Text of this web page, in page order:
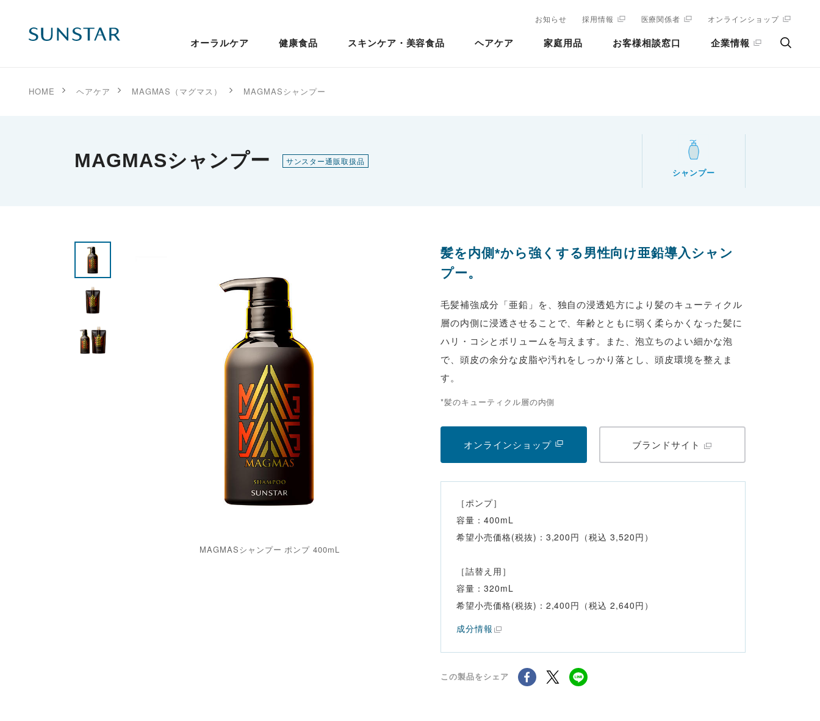
お知らせ 採用情報 医療関係者 オンラインショップ
オーラルケア 健康食品 スキンケア・美容食品 ヘアケア 家庭用品 お客様相談窓口 企業情報
HOME ヘアケア MAGMAS（マグマス） MAGMASシャンプー
MAGMASシャンプー サンスター通販取扱品
シャンプー
MAGMASシャンプー ポンプ 400mL
髪を内側*から強くする男性向け亜鉛導入シャン
プー。
毛髪補強成分「亜鉛」を、独自の浸透処方により髪のキューティクル
層の内側に浸透させることで、年齢とともに弱く柔らかくなった髪に
ハリ・コシとボリュームを与えます。また、泡立ちのよい細かな泡
で、頭皮の余分な皮脂や汚れをしっかり落とし、頭皮環境を整えま
す。
*髪のキューティクル層の内側
オンラインショップ ブランドサイト
［ポンプ］
容量：400mL
希望小売価格(税抜)：3,200円（税込 3,520円）
［詰替え用］
容量：320mL
希望小売価格(税抜)：2,400円（税込 2,640円）
成分情報
この製品をシェア